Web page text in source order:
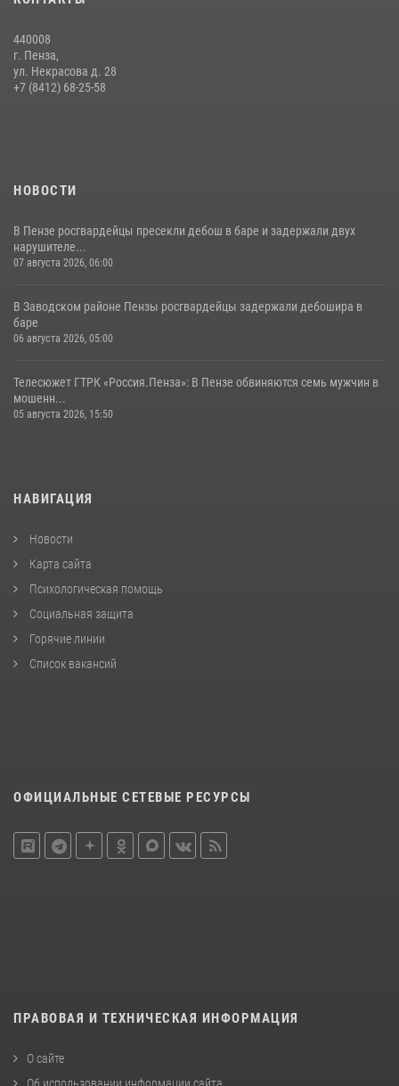
сборов «Гвардеец» с вооружением и техникой Росгвардии
Начальник Управления Росгвардии по Пензенской области Павел
Пучков посетил 55-й Всероссийский Лермонтовский праздник
440008
г. Пенза,
ул. Некрасова д. 28
+7 (8412) 68-25-58
НОВОСТИ
В Пензе росгвардейцы пресекли дебош в баре и задержали двух
нарушителе...
07 августа 2026, 06:00
В Заводском районе Пензы росгвардейцы задержали дебошира в
баре
06 августа 2026, 05:00
Телесюжет ГТРК «Россия.Пенза»: В Пензе обвиняются семь мужчин в
мошенн...
05 августа 2026, 15:50
НАВИГАЦИЯ
Новости
Карта сайта
Психологическая помощь
Социальная защита
Горячие линии
Список вакансий
ОФИЦИАЛЬНЫЕ СЕТЕВЫЕ РЕСУРСЫ
ПРАВОВАЯ И ТЕХНИЧЕСКАЯ ИНФОРМАЦИЯ
О сайте